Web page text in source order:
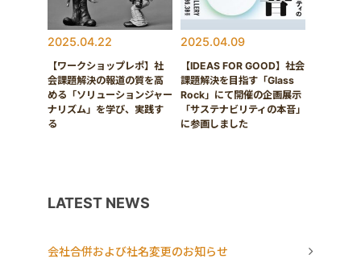
2025.04.22
【ワークショップレポ】社
会課題解決の報道の質を高
める「ソリューションジャー
ナリズム」を学び、実践す
る
2025.04.09
【IDEAS FOR GOOD】社会
課題解決を目指す「Glass
Rock」にて開催の企画展示
「サステナビリティの本音」
に参画しました
LATEST NEWS
会社合併および社名変更のお知らせ